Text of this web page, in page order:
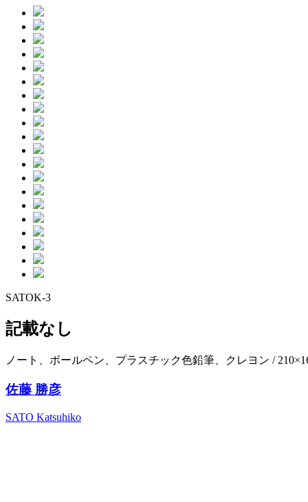
SATOK-3
記載なし
ノート、ボールペン、プラスチック色鉛筆、クレヨン /
佐藤 勝彦
SATO Katsuhiko